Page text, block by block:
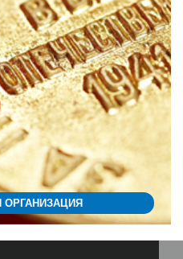
ОРГАНИЗАЦИЯ